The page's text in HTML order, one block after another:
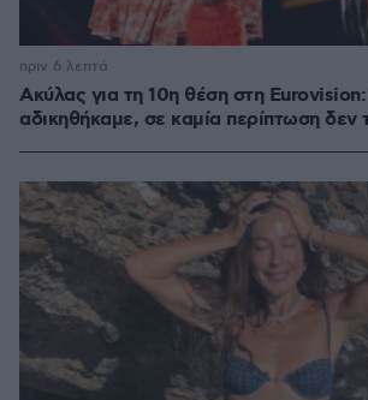
Ακύλας για τη 10η θέση στη
αδικηθήκαμε, σε καμία περίπτωση δεν
πριν 6 λεπτά